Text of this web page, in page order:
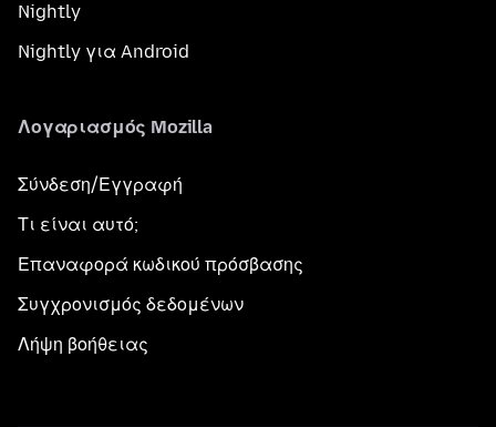
Nightly
Nightly για Android
Λογαριασμός Mozilla
Σύνδεση/Εγγραφή
Τι είναι αυτό;
Επαναφορά κωδικού πρόσβασης
Συγχρονισμός δεδομένων
Λήψη βοήθειας